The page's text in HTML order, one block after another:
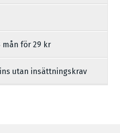
mån för 29 kr
utan insättningskrav